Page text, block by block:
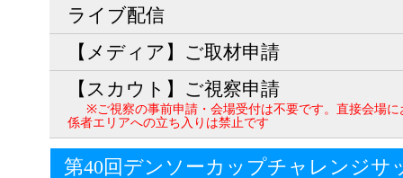
ライブ配信
【メディア】ご取材申請
【スカウト】ご視察申請
※ご視察の事前申請・会場受付は不要です。直接会場
係者エリアへの立ち入りは禁止です
第40回デンソーカップチャレンジサ